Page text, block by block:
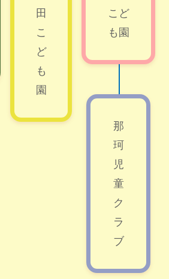
田
こ
ど
も
園
こど
も園
那
珂
児
童
ク
ラ
ブ